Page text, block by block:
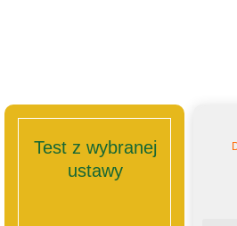
Test z wybranej
ustawy